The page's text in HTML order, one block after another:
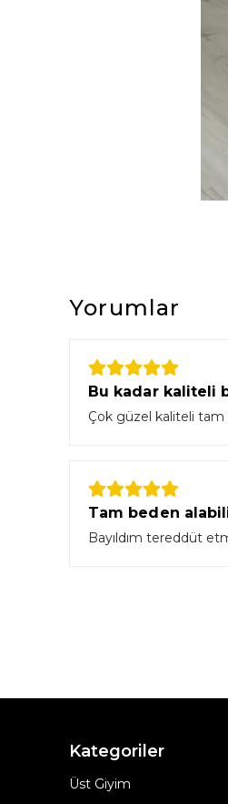
Yorumlar
Bu kadar kaliteli
Çok güzel kaliteli tam
Tam beden
Bayıldım tereddüt
Kategoriler
Üst Giyim